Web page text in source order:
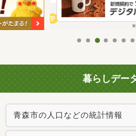
暮らしデー
青森市の人口などの統計情報